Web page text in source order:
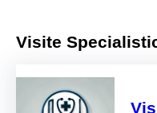
Visite